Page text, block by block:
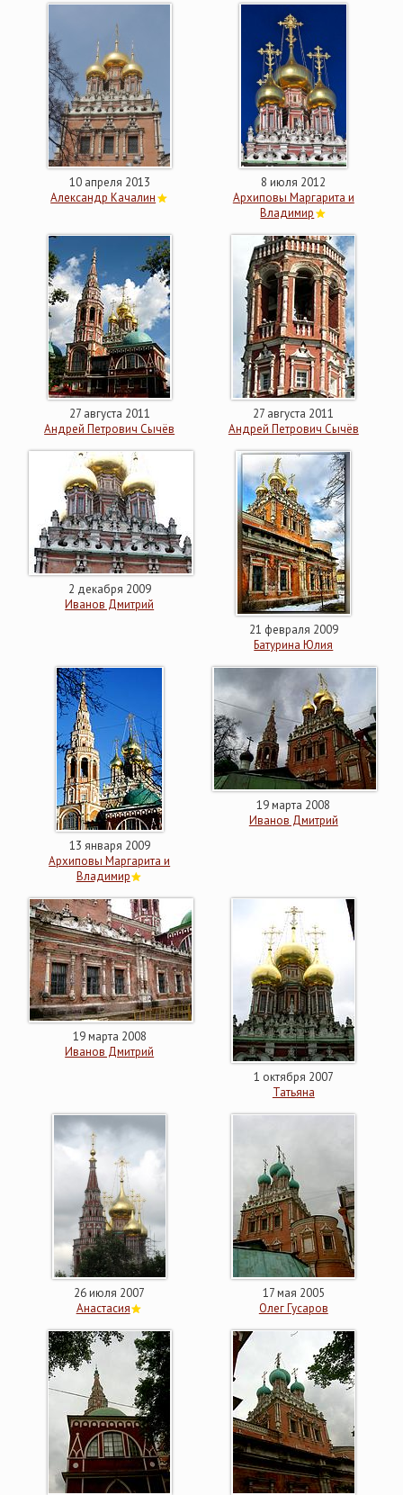
10 апреля 2013
Александр Качалин
8 июля 2012
Архиповы Маргарита и
Владимир
27 августа 2011
Андрей Петрович Сычёв
27 августа 2011
Андрей Петрович Сычёв
2 декабря 2009
Иванов Дмитрий
21 февраля 2009
Батурина Юлия
13 января 2009
Архиповы Маргарита и
Владимир
19 марта 2008
Иванов Дмитрий
19 марта 2008
Иванов Дмитрий
1 октября 2007
Татьяна
26 июля 2007
Анастасия
17 мая 2005
Олег Гусаров